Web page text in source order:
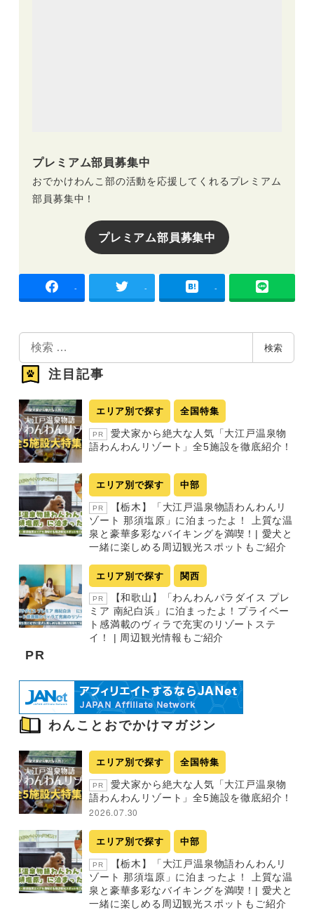
プレミアム部員募集中
おでかけわんこ部の活動を応援してくれるプレミアム
部員募集中！
プレミアム部員募集中
- - -
索
検索
注目記事
エリア別で探す 全国特集
PR
愛犬家から絶大な人気「大江戸温泉物
語わんわんリゾート」全5施設を徹底紹介！
エリア別で探す 中部
PR
【栃木】「大江戸温泉物語わんわんリ
ゾート 那須塩原」に泊まったよ！ 上質な温
泉と豪華多彩なバイキングを満喫！| 愛犬と
一緒に楽しめる周辺観光スポットもご紹介
エリア別で探す 関西
PR
【和歌山】「わんわんパラダイス プレ
ミア 南紀白浜」に泊まったよ！プライベー
ト感満載のヴィラで充実のリゾートステ
イ！ | 周辺観光情報もご紹介
PR
わんことおでかけマガジン
エリア別で探す 全国特集
PR
愛犬家から絶大な人気「大江戸温泉物
語わんわんリゾート」全5施設を徹底紹介！
2026.07.30
エリア別で探す 中部
PR
【栃木】「大江戸温泉物語わんわんリ
ゾート 那須塩原」に泊まったよ！ 上質な温
泉と豪華多彩なバイキングを満喫！| 愛犬と
一緒に楽しめる周辺観光スポットもご紹介